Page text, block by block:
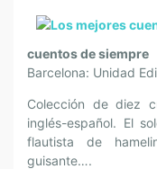
cuentos de siempre
Barcelona: Unidad
Colección de diez
inglés-español. El
flautista de
guisante….